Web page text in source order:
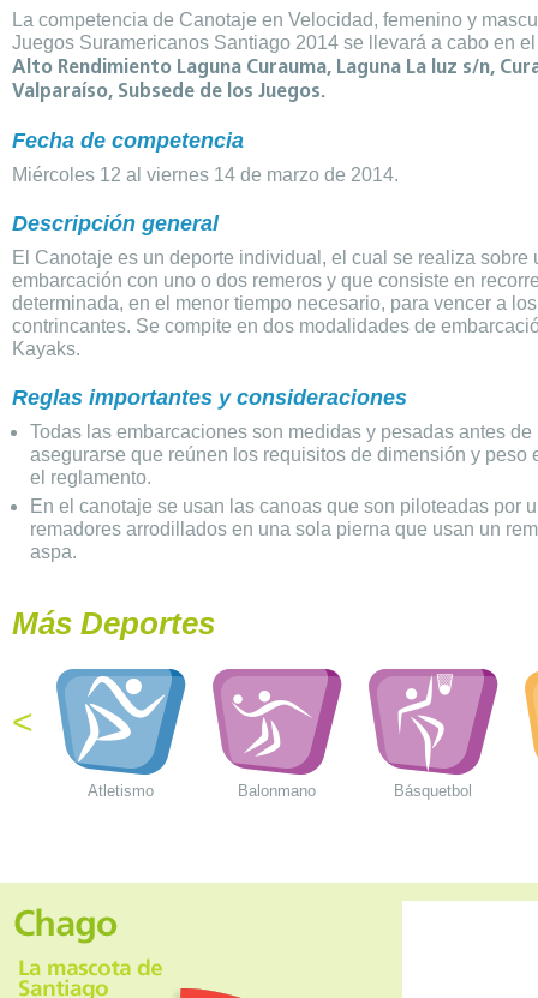
La competencia de Canotaje en Velocidad, femenino y
Juegos Suramericanos Santiago 2014 se llevará a cabo en
Alto Rendimiento Laguna Curauma, Laguna La luz s/n,
Valparaíso, Subsede de los Juegos.
Fecha de competencia
Miércoles 12 al viernes 14 de marzo de 2014.
Descripción general
El Canotaje es un deporte individual, el cual se realiza sobre
embarcación con uno o dos remeros y que consiste en
determinada, en el menor tiempo necesario, para vencer a
contrincantes. Se compite en dos modalidades de
Kayaks.
Reglas importantes y consideraciones
Todas las embarcaciones son medidas y pesadas antes de
asegurarse que reúnen los requisitos de dimensión y peso
el reglamento.
En el canotaje se usan las canoas que son piloteadas por
remadores arrodillados en una sola pierna que usan un
aspa.
Más Deportes
Atletismo Balonmano Básquetbol
<